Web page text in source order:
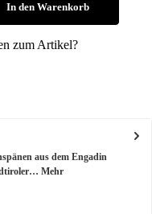
In den Warenkorb
zum Artikel?
aus dem Engadin
Mehr